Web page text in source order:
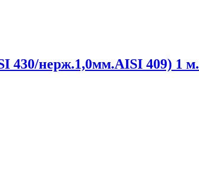
430/нерж.1,0мм.AISI 409) 1 м.